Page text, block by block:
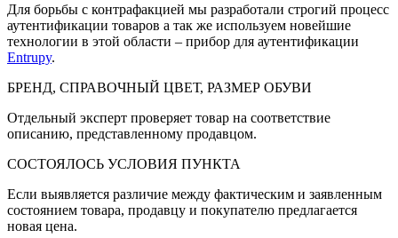
Для борьбы с контрафакцией мы разработали строгий процесс
аутентификации товаров а так же используем новейшие
технологии в этой области – прибор для аутентификации
Entrupy.
БРЕНД, СПРАВОЧНЫЙ ЦВЕТ, РАЗМЕР ОБУВИ
Отдельный эксперт проверяет товар на соответствие
описанию, представленному продавцом.
СОСТОЯЛОСЬ УСЛОВИЯ ПУНКТА
Если выявляется различие между фактическим и заявленным
состоянием товара, продавцу и покупателю предлагается
новая цена.